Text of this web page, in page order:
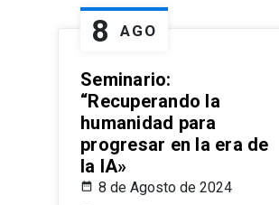
8 AGO
Seminario:
“Recuperando la
humanidad para
progresar en la era de
la IA»
8 de Agosto de 2024